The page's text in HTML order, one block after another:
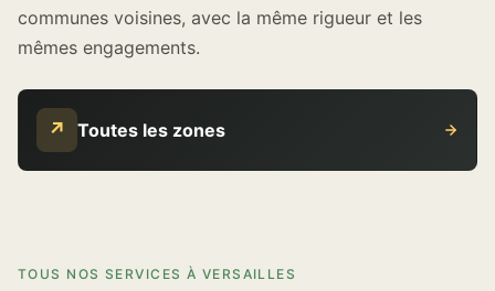
communes voisines, avec la même rigueur et les
mêmes engagements.
↗ Toutes les zones
TOUS NOS SERVICES À VERSAILLES